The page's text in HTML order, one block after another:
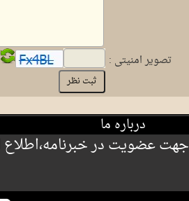
تصویر امنیتی :
درباره ما
جهت عضویت در خبرنامه،اطلاع